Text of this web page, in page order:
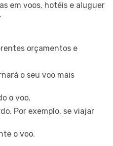
em voos, hotéis e aluguer
orçamentos e
o seu voo mais
o voo.
Por exemplo, se viajar
o voo.